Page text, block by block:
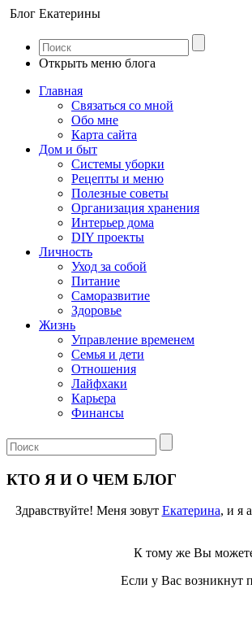
Блог Екатерины
Открыть меню блога
Главная
Связаться со мной
Обо мне
Карта сайта
Дом и быт
Системы уборки
Рецепты и меню
Полезные советы
Организация хранения
Интерьер дома
DIY проекты
Личность
Уход за собой
Питание
Саморазвитие
Здоровье
Жизнь
Управление временем
Семья и дети
Отношения
Лайфхаки
Карьера
Финансы
КТО Я И О ЧЕМ БЛОГ
Здравствуйте! Меня зовут Екатерина, и я
К тому же Вы
Если у Вас возникнут